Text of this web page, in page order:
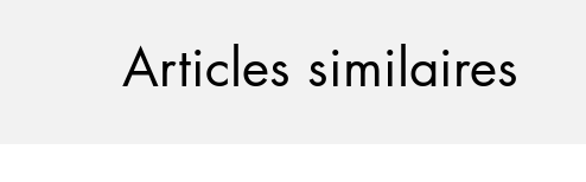
Articles similaires